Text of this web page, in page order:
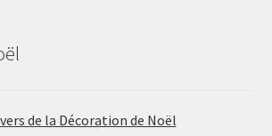
de la Décoration de Noël